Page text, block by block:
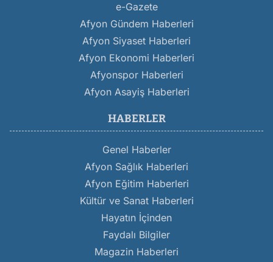
e-Gazete
Afyon Gündem Haberleri
Afyon Siyaset Haberleri
Afyon Ekonomi Haberleri
Afyonspor Haberleri
Afyon Asayiş Haberleri
HABERLER
Genel Haberler
Afyon Sağlık Haberleri
Afyon Eğitim Haberleri
Kültür ve Sanat Haberleri
Hayatın İçinden
Faydalı Bilgiler
Magazin Haberleri